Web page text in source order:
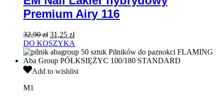
Airy
116
Premium Airy 116
32,90zł Pierwotna
cena
wynosiła:
32,90 zł.
31,25 złAktualna
wynosi:
31,25 zł.
DO KOSZYKA
50
Pilników
Add to wishlist
M1